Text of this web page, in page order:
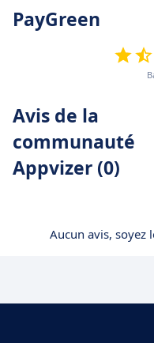
PayGreen
Avis de la
communauté
Appvizer (0)
Aucun avis, soyez